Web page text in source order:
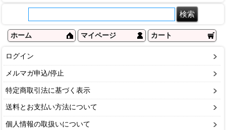
ホーム マイページ カート
ログイン
メルマガ申込/停止
特定商取引法に基づく表示
送料とお支払い方法について
個人情報の取扱いについて